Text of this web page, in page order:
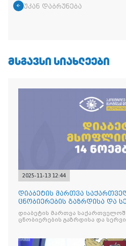
უკან დაბრუნება
ᲛᲡᲒᲐᲕᲡᲘ ᲡᲘᲐᲮᲚᲔᲔᲑᲘ
2025-11-13 12:44
დიაბეტის მართვა
ცნობიერების გაზრდისა და
გაუმჯობესების მიზნით
დიაბეტის მართვა
ცნობიერების გაზრდისა და